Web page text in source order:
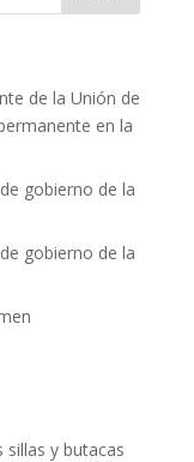
de la Unión de
en la
gobierno de la
gobierno de la
sillas y butacas